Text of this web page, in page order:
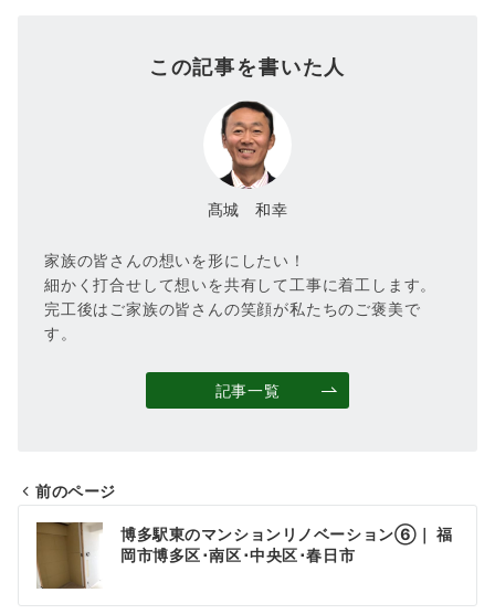
この記事を書いた人
髙城 和幸
家族の皆さんの想いを形にしたい！
細かく打合せして想いを共有して工事に着工します。
完工後はご家族の皆さんの笑顔が私たちのご褒美で
す。
記事一覧
投
稿
ナ
前のページ
博多駅東のマンションリノベーション⑥｜ 福
岡市博多区･南区･中央区･春日市